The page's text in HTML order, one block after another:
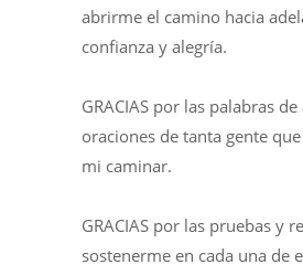
abrirme el camino hacia
confianza y alegría.
GRACIAS por las palabras
oraciones de tanta gente
mi caminar.
GRACIAS por las pruebas y
sostenerme en cada una de